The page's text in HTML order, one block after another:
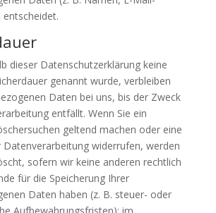
entscheidet.
dieser Datenschutzerklärung keine
genannt wurde, verbleiben
Daten bei uns, bis der Zweck
entfällt. Wenn Sie ein
geltend machen oder eine
Datenverarbeitung widerrufen, werden
sofern wir keine anderen rechtlich
für die Speicherung Ihrer
Daten haben (z. B. steuer- oder